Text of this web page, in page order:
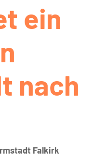
ein
nach
Falkirk